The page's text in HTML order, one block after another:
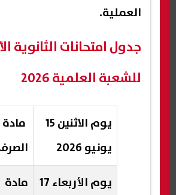
العملية.
جدول امتحانات الثانوية
للشعبة العلمية 2026
يوم الاثنين 15
يونيو 2026
مادة
يوم الأربعاء 17
مادة